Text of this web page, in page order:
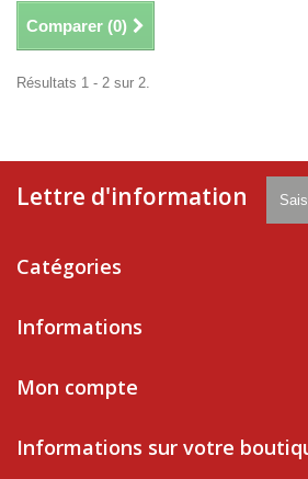
Comparer (0)
Résultats 1 - 2 sur 2.
Lettre d'information
Catégories
Informations
Mon compte
Informations sur votre